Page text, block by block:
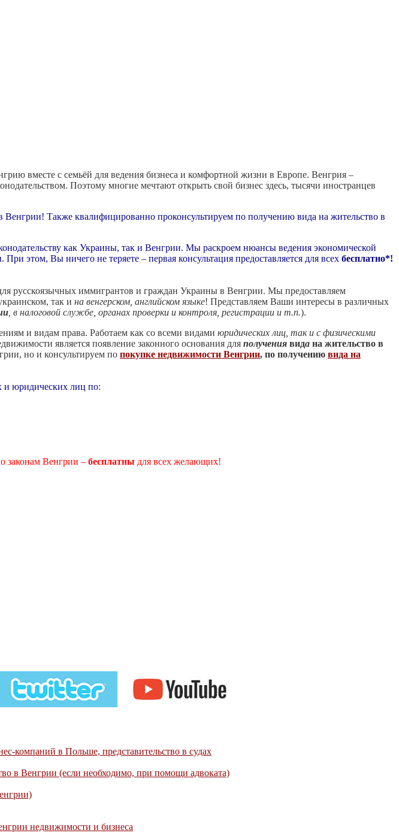
вместе с семьёй для ведения бизнеса и комфортной жизни в Европе. Венгрия –
Поэтому многие мечтают открыть свой бизнес здесь, тысячи иностранцев
Также квалифицированно проконсультируем по получению вида на жительство в
как Украины, так и Венгрии. Мы раскроем нюансы ведения экономической
этом, Вы ничего не теряете – первая консультация предоставляется для всех бесплатно*!
русскоязычных иммигрантов и граждан Украины в Венгрии. Мы предоставляем
так и на венгерском, английском языке! Представляем Ваши интересы в различных
в налоговой службе, органах проверки и контроля, регистрации и т.п.).
и видам права. Работаем как со всеми видами юридических лиц, так и с физическими
является появление законного основания для получения вида на жительство в
но и консультируем по покупке недвижимости Венгрии, по получению вида на
и юридических лиц по:
законам Венгрии – бесплатны для всех желающих!
компаний в Польше, представительство в судах
в Венгрии (если необходимо, при помощи адвоката)
недвижимости и бизнеса